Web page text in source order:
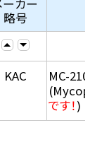
ーカー
略号
KAC
MC-210 (
です！)